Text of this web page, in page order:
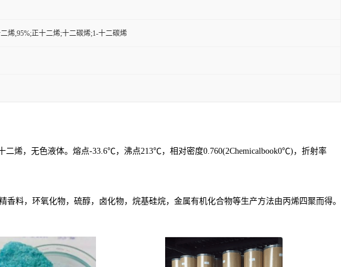
烯,95%;正十二烯;十二碳烯;1-十二碳烯
烯，无色液体。熔点-33.6℃，沸点213℃，相对密度0.760(2Chemicalbook0℃)，折射率
料，环氧化物，硫醇，卤化物，烷基硅烷，金属有机化合物等生产方法由丙烯四聚而得。